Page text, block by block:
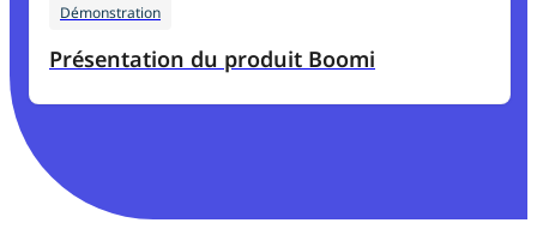
Démonstration
Présentation du produit Boomi